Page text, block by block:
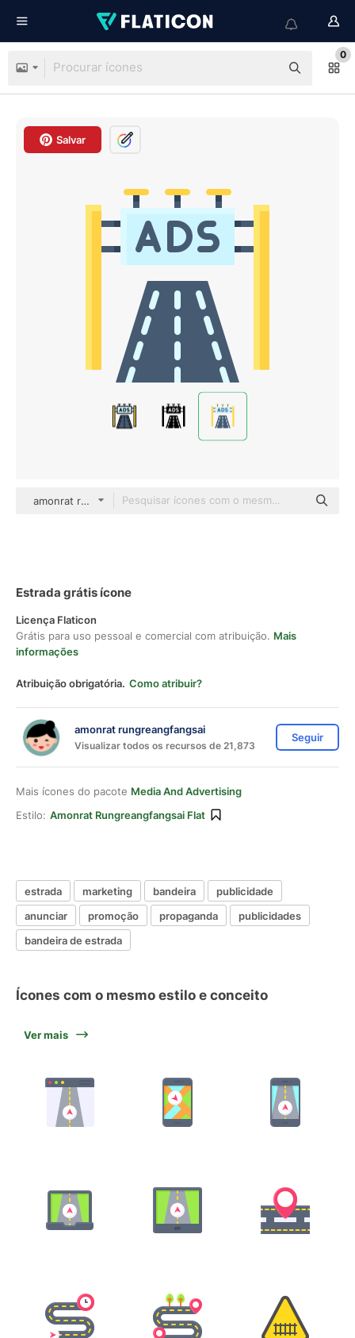
0
Salvar
amonrat rungreangfangsai Flat
Estrada grátis ícone
Licença Flaticon
Grátis para uso pessoal e comercial com atribuição. Mais
informações
Atribuição obrigatória. Como atribuir?
amonrat rungreangfangsai
Visualizar todos os recursos de 21,873
Seguir
Mais ícones do pacote Media And Advertising
Estilo: Amonrat Rungreangfangsai Flat
estrada marketing bandeira
publicidade
anunciar
promoção propaganda
publicidades
bandeira de estrada
Ícones com o mesmo estilo e conceito
Ver mais